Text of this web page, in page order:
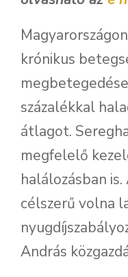
krónikus
százalékkal
átlagot.
megfelelő
halálozásban
célszerű volna
András